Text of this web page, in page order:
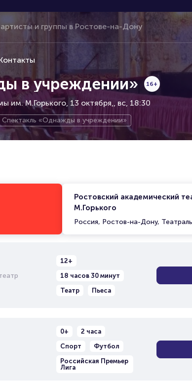
в учреждении»
им. М.Горького, 13 октября,
16+
вс, 18:30
Спектакль «Однажды в учреждении»
Ростовский академический
М.Горького
Россия, Ростов-на-Дону,
12+
18 часов 30 минут
Театр
Пьеса
0+
2 часа
Спорт
Футбол
Российская Премьер
Лига